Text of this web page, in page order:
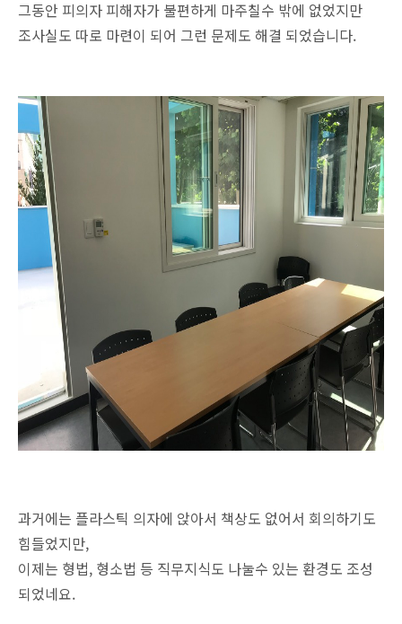
그동안 피의자 피해자가 불편하게 마주칠수 밖에 없었지만
조사실도 따로 마련이 되어 그런 문제도 해결 되었습니다.
과거에는 플라스틱 의자에 앉아서 책상도 없어서 회의하기도
힘들었지만,
이제는 형법, 형소법 등 직무지식도 나눌수 있는 환경도 조성
되었네요.